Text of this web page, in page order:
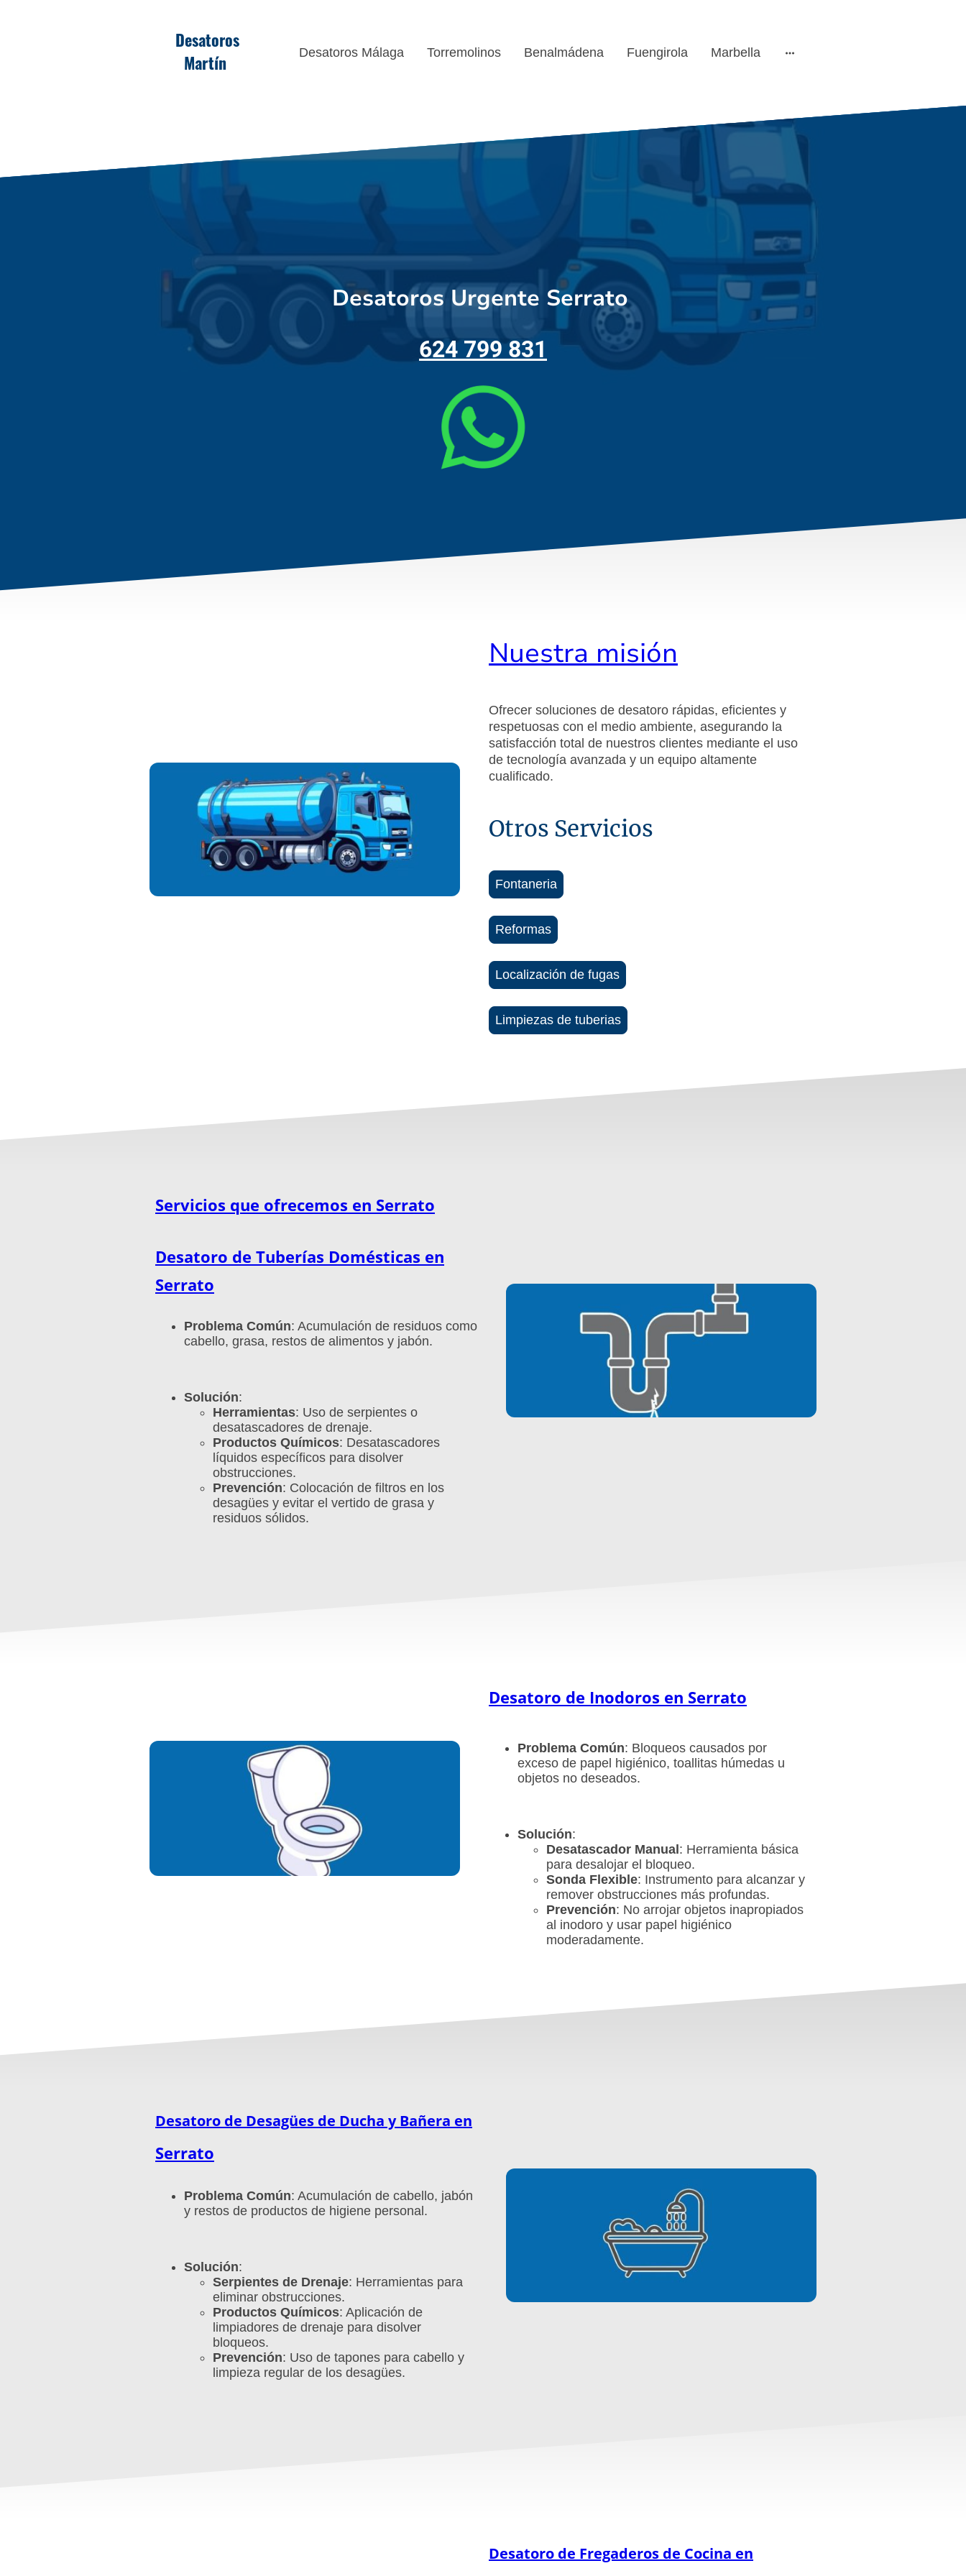
Desatoros
Martín
Desatoros Málaga Torremolinos Benalmádena Fuengirola Marbella
Desatoros Urgente Serrato
624 799 831
Nuestra misión
Ofrecer soluciones de desatoro rápidas, eficientes y
respetuosas con el medio ambiente, asegurando la
satisfacción total de nuestros clientes mediante el uso
de tecnología avanzada y un equipo altamente
cualificado.
Otros Servicios
Fontaneria
Reformas
Localización de fugas
Limpiezas de tuberias
Servicios que ofrecemos en Serrato
Desatoro de Tuberías Domésticas en
Serrato
Problema Común: Acumulación de residuos como
cabello, grasa, restos de alimentos y jabón.
Solución:
Herramientas: Uso de serpientes o
desatascadores de drenaje.
Productos Químicos: Desatascadores
líquidos específicos para disolver
obstrucciones.
Prevención: Colocación de filtros en los
desagües y evitar el vertido de grasa y
residuos sólidos.
Desatoro de Inodoros en Serrato
Problema Común: Bloqueos causados por
exceso de papel higiénico, toallitas húmedas u
objetos no deseados.
Solución:
Desatascador Manual : Herramienta básica
para desalojar el bloqueo.
Sonda Flexible: Instrumento para alcanzar y
remover obstrucciones más profundas.
Prevención: No arrojar objetos inapropiados
al inodoro y usar papel higiénico
moderadamente.
Desatoro de Desagües de Ducha y Bañera en
Serrato
Problema Común: Acumulación de cabello, jabón
y restos de productos de higiene personal.
Solución:
Serpientes de Drenaje: Herramientas para
eliminar obstrucciones.
Productos Químicos: Aplicación de
limpiadores de drenaje para disolver
bloqueos.
Prevención: Uso de tapones para cabello y
limpieza regular de los desagües.
Desatoro de Fregaderos de Cocina en